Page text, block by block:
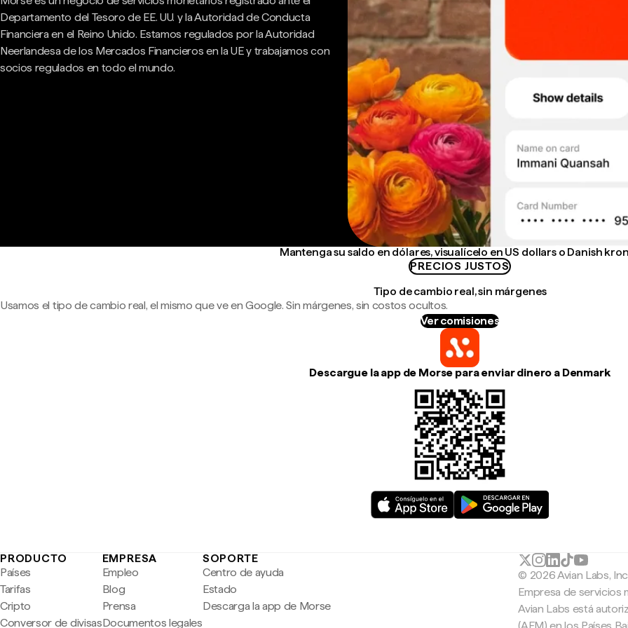
Departamento del Tesoro de EE. UU. y la Autoridad de Conducta
Financiera en el Reino Unido. Estamos regulados por la Autoridad
Neerlandesa de los Mercados Financieros en la UE y trabajamos con
socios regulados en todo el mundo.
Mantenga su saldo en dólares, visualícelo en US dollars o Danish
PRECIOS JUSTOS
Tipo de cambio real, sin márgenes
Usamos el tipo de cambio real, el mismo que ve en Google. Sin márgenes, sin costos ocultos.
Ver comisiones
Descargue la app de Morse para enviar dinero a Denmark
PRODUCTO
Países
Tarifas
Cripto
Conversor de divisas
EMPRESA
Empleo
Blog
Prensa
Documentos legales
SOPORTE
Centro de ayuda
Estado
Descarga la app de Morse
© 2026 Avian Labs, Inc
Empresa de servicios
Avian Labs está